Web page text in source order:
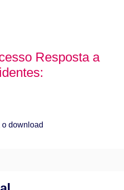
Resposta a
o download